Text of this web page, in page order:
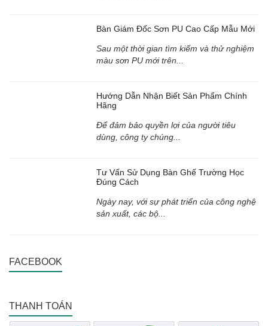
Bàn Giám Đốc Sơn PU Cao Cấp Mẫu Mới
Sau một thời gian tìm kiếm và thử nghiệm
màu sơn PU mới trên...
Hướng Dẫn Nhận Biết Sản Phẩm Chính
Hãng
Để đảm bảo quyền lợi của người tiêu
dùng, công ty chúng...
Tư Vấn Sử Dụng Bàn Ghế Trường Học
Đúng Cách
Ngày nay, với sự phát triển của công nghệ
sản xuất, các bộ...
FACEBOOK
THANH TOÁN